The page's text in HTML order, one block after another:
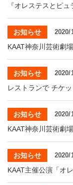
・ 館内サービス
・ フロアマップ
・ 交通案内
・ よくある質問
施設を借りる
KAATについて
・ ミッション
・ 芸術監督
・ 施設概要
・ フロアマップ
・ レストラン/カ
KAAT 神奈川芸術劇場
『オレステスとピ
お知らせ 2020/
KAAT神奈川芸術劇
お知らせ 2020/
レストランで チケ
お知らせ 2020/
KAAT神奈川芸術劇
お知らせ 2020/
KAAT主催公演「オ